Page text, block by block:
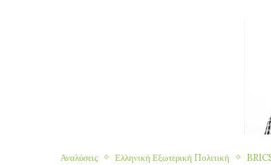
Αναλύσεις Ελληνική Εξωτερική Πολιτική